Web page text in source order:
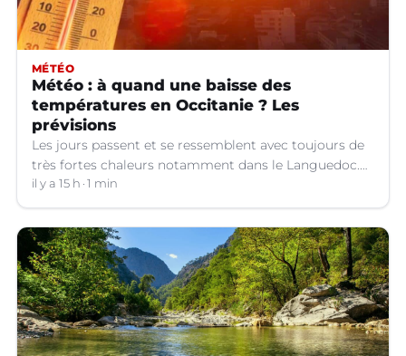
MÉTÉO
Météo : à quand une baisse des
températures en Occitanie ? Les
prévisions
Les jours passent et se ressemblent avec toujours de
très fortes chaleurs notamment dans le Languedoc.
Jusqu’à quand ?
il y a 15 h 1 min